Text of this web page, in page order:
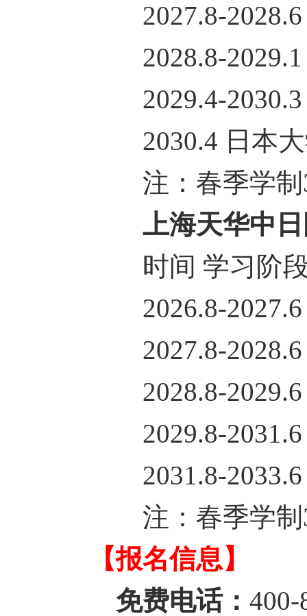
2027.8-2028.6
2028.8-2029.1
2029.4-2030.3
2030.4 日本大
注：春季学制
上海天华中
时间 学习阶段
2026.8-2027.6
2027.8-2028.6
2028.8-2029.6
2029.8-2031.6
2031.8-2033.6
注：春季学制
【报名信息】
免费电话： 400-